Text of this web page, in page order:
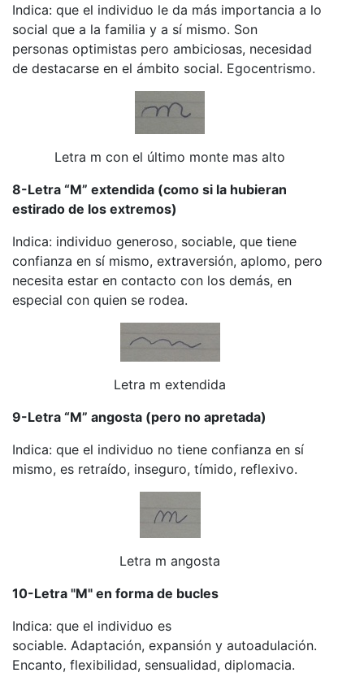
Indica: que el individuo le da más importancia a lo
social que a la familia y a sí mismo. Son
personas optimistas pero ambiciosas, necesidad
de destacarse en el ámbito social. Egocentrismo.
Letra m con el último monte mas alto
8-Letra “M” extendida (como si la hubieran
estirado de los extremos)
Indica: individuo generoso, sociable, que tiene
confianza en sí mismo, extraversión, aplomo, pero
necesita estar en contacto con los demás, en
especial con quien se rodea.
Letra m extendida
9-Letra “M” angosta (pero no apretada)
Indica: que el individuo no tiene confianza en sí
mismo, es retraído, inseguro, tímido, reflexivo.
Letra m angosta
10-Letra "M" en forma de bucles
Indica: que el individuo es
sociable. Adaptación, expansión y autoadulación.
Encanto, flexibilidad, sensualidad, diplomacia.